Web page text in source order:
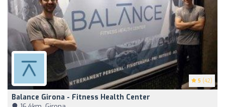
5 (42)
Balance Girona - Fitness Health Center